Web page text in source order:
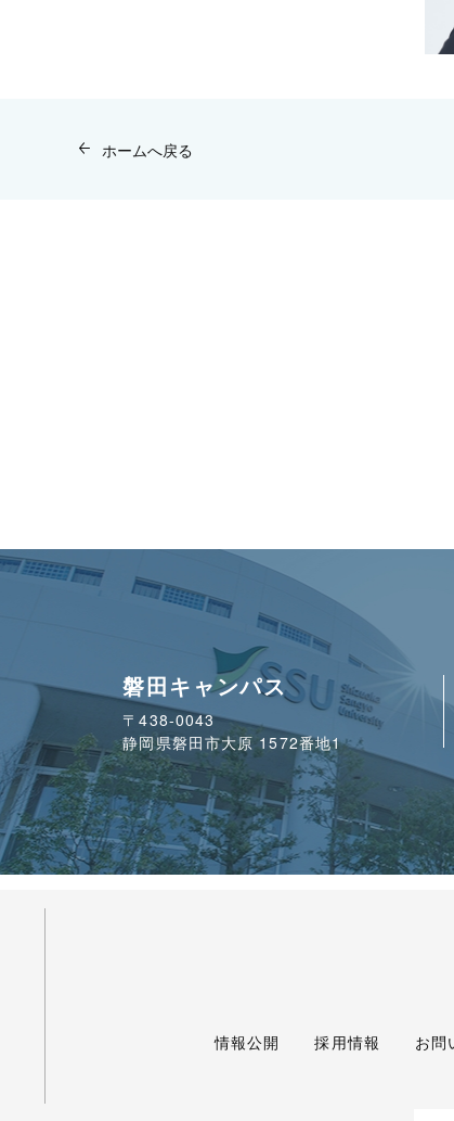
ホームへ戻る
磐田キャンパス
〒438-0043
静岡県磐田市大原 1572番地1
情報公開 採用情報 お問